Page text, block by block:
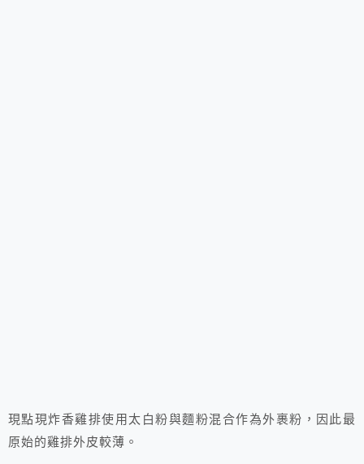
現點現炸香雞排使用太白粉與麵粉混合作為外裹粉，因此最
原始的雞排外皮較薄。